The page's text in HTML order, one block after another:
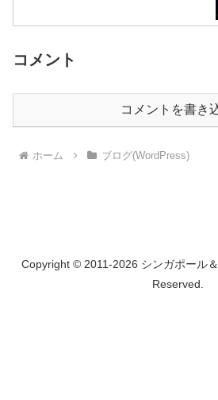
コメント
コメントを書き
ホーム ブログ(WordPress)
Copyright © 2011-2026 シンガポール
Reserved.